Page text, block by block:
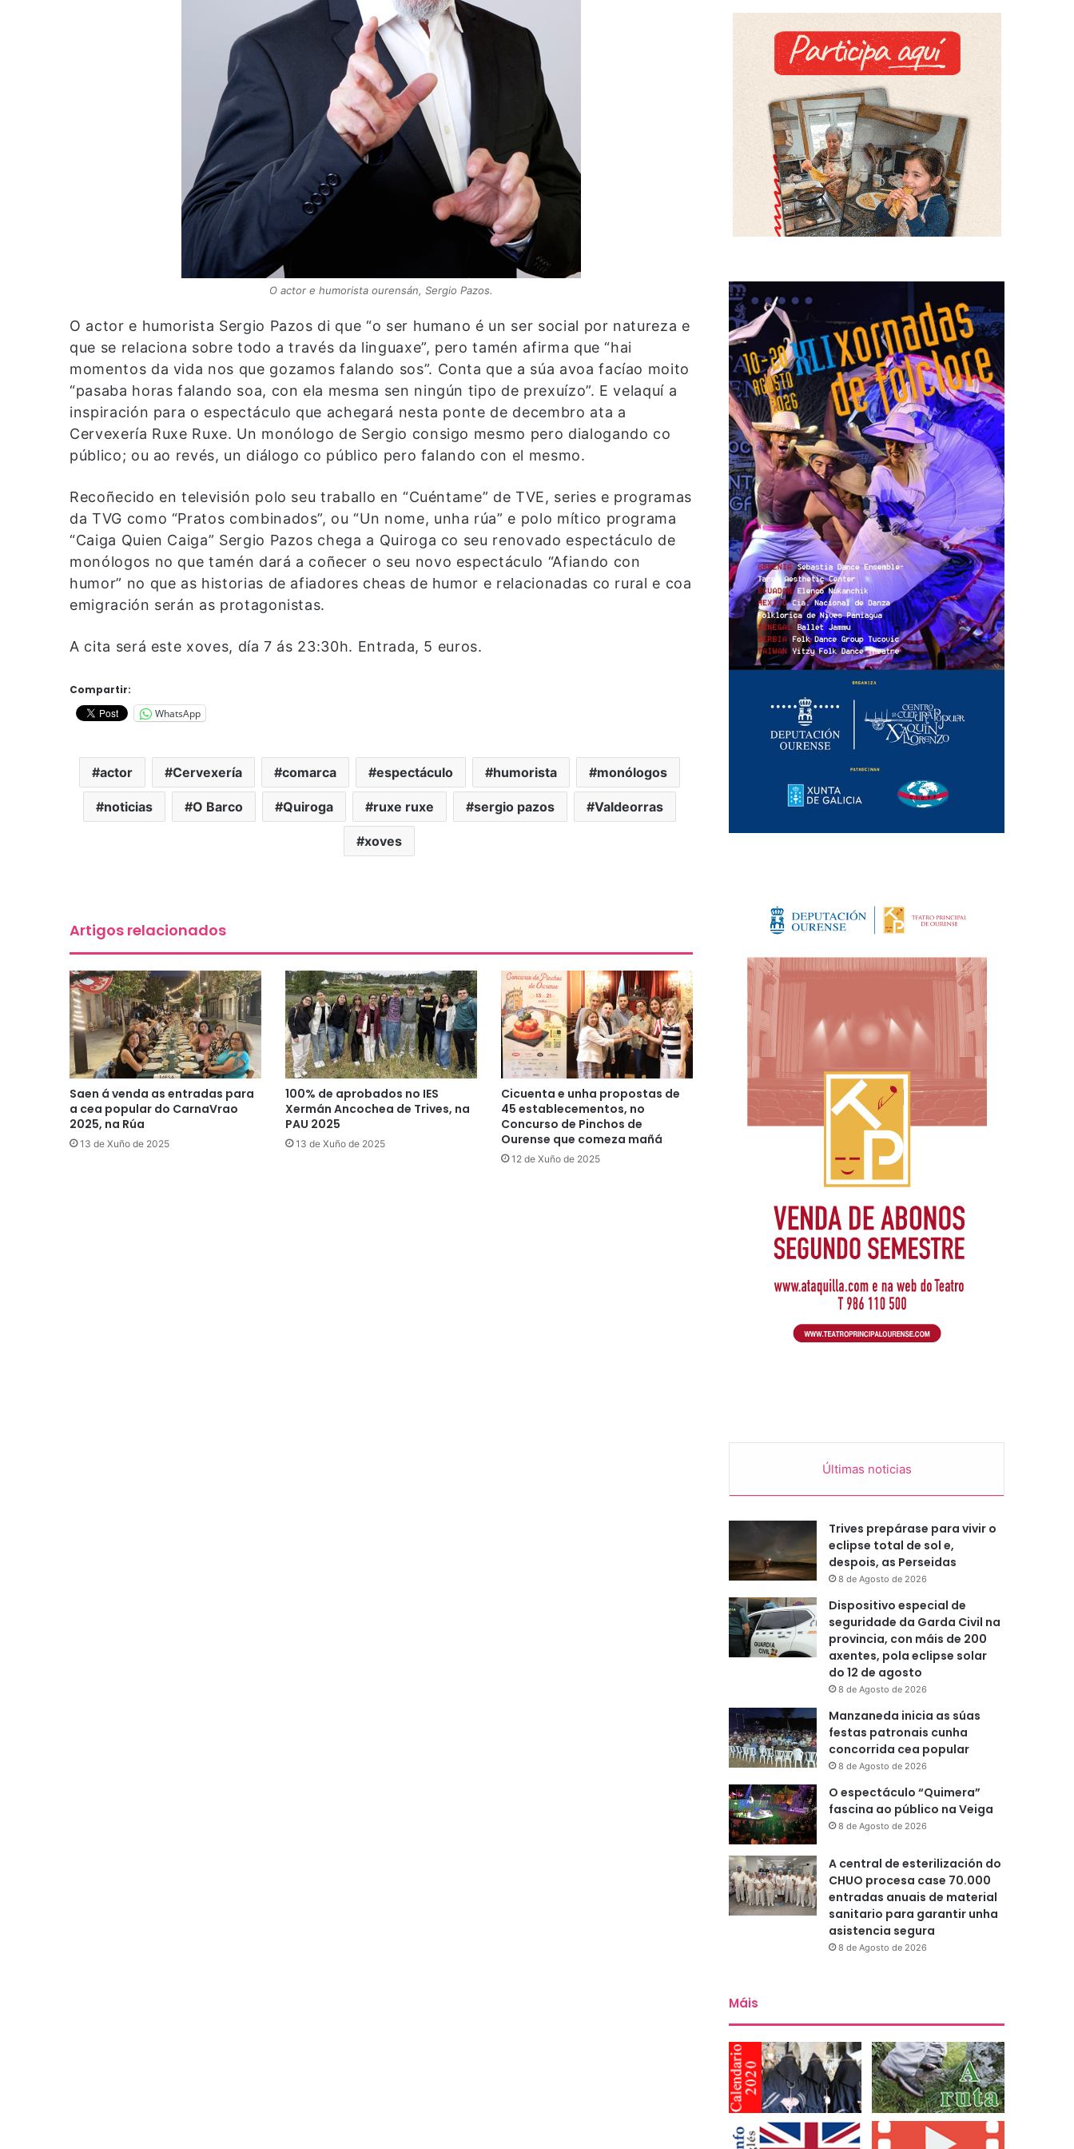
O actor e humorista ourensán, Sergio Pazos.
O actor e humorista Sergio Pazos di que “o ser humano é un ser social por natureza e
que se relaciona sobre todo a través da linguaxe”, pero tamén afirma que “hai
momentos da vida nos que gozamos falando sos”. Conta que a súa avoa facíao moito
“pasaba horas falando soa, con ela mesma sen ningún tipo de prexuízo”. E velaquí a
inspiración para o espectáculo que achegará nesta ponte de decembro ata a
Cervexería Ruxe Ruxe. Un monólogo de Sergio consigo mesmo pero dialogando co
público; ou ao revés, un diálogo co público pero falando con el mesmo.
Recoñecido en televisión polo seu traballo en “Cuéntame” de TVE, series e programas
da TVG como “Pratos combinados”, ou “Un nome, unha rúa” e polo mítico programa
“Caiga Quien Caiga” Sergio Pazos chega a Quiroga co seu renovado espectáculo de
monólogos no que tamén dará a coñecer o seu novo espectáculo “Afiando con
humor” no que as historias de afiadores cheas de humor e relacionadas co rural e coa
emigración serán as protagonistas.
A cita será este xoves, día 7 ás 23:30h. Entrada, 5 euros.
Compartir:
WhatsApp
actor Cervexería comarca espectáculo humorista monólogos
noticias O Barco Quiroga ruxe ruxe sergio pazos Valdeorras
xoves
Artigos relacionados
Saen á venda as entradas para
a cea popular do CarnaVrao
2025, na Rúa
13 de Xuño de 2025
100% de aprobados no IES
Xermán Ancochea de Trives, na
PAU 2025
13 de Xuño de 2025
Cicuenta e unha propostas de
45 establecementos, no
Concurso de Pinchos de
Ourense que comeza mañá
12 de Xuño de 2025
Últimas noticias
Trives prepárase para vivir o
eclipse total de sol e,
despois, as Perseidas
8 de Agosto de 2026
Dispositivo especial de
seguridade da Garda Civil na
provincia, con máis de 200
axentes, pola eclipse solar
do 12 de agosto
8 de Agosto de 2026
Manzaneda inicia as súas
festas patronais cunha
concorrida cea popular
8 de Agosto de 2026
O espectáculo “Quimera”
fascina ao público na Veiga
8 de Agosto de 2026
A central de esterilización do
CHUO procesa case 70.000
entradas anuais de material
sanitario para garantir unha
asistencia segura
8 de Agosto de 2026
Máis